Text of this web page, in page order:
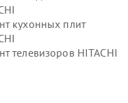
кухонных плит
телевизоров HITACHI